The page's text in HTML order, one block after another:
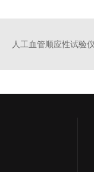
人工血管顺应性试验